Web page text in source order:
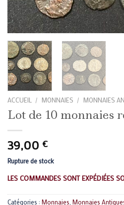
ACCUEIL / MONNAIES / MONNAIES
Lot de 10 monnaies
39,00 €
Rupture de stock
LES COMMANDES SONT EXPÉDIÉES
Catégories : Monnaies Monnaies